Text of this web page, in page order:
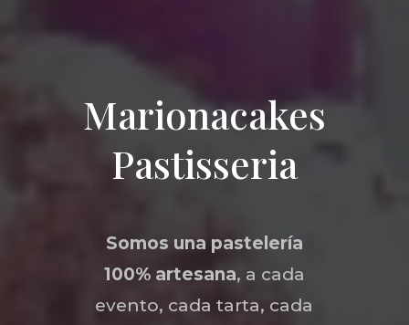
Marionacakes
Pastisseria
Somos una pastelería
100% artesana, a cada
evento, cada tarta, cada